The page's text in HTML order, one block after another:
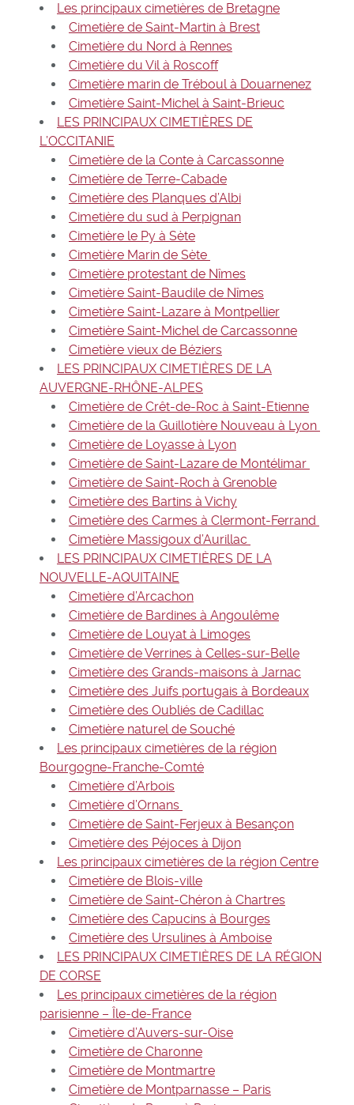
Les principaux cimetières de Bretagne
Cimetière de Saint-Martin à Brest
Cimetière du Nord à Rennes
Cimetière du Vil à Roscoff
Cimetière marin de Tréboul à Douarnenez
Cimetière Saint-Michel à Saint-Brieuc
LES PRINCIPAUX CIMETIÈRES DE
L’OCCITANIE
Cimetière de la Conte à Carcassonne
Cimetière de Terre-Cabade
Cimetière des Planques d’Albi
Cimetière du sud à Perpignan
Cimetière le Py à Sète
Cimetière Marin de Sète
Cimetière protestant de Nîmes
Cimetière Saint-Baudile de Nîmes
Cimetière Saint-Lazare à Montpellier
Cimetière Saint-Michel de Carcassonne
Cimetière vieux de Béziers
LES PRINCIPAUX CIMETIÈRES DE LA
AUVERGNE-RHÔNE-ALPES
Cimetière de Crêt-de-Roc à Saint-Etienne
Cimetière de la Guillotière Nouveau à Lyon
Cimetière de Loyasse à Lyon
Cimetière de Saint-Lazare de Montélimar
Cimetière de Saint-Roch à Grenoble
Cimetière des Bartins à Vichy
Cimetière des Carmes à Clermont-Ferrand
Cimetière Massigoux d’Aurillac
LES PRINCIPAUX CIMETIÈRES DE LA
NOUVELLE-AQUITAINE
Cimetière d’Arcachon
Cimetière de Bardines à Angoulême
Cimetière de Louyat à Limoges
Cimetière de Verrines à Celles-sur-Belle
Cimetière des Grands-maisons à Jarnac
Cimetière des Juifs portugais à Bordeaux
Cimetière des Oubliés de Cadillac
Cimetière naturel de Souché
Les principaux cimetières de la région
Bourgogne-Franche-Comté
Cimetière d’Arbois
Cimetière d’Ornans
Cimetière de Saint-Ferjeux à Besançon
Cimetière des Péjoces à Dijon
Les principaux cimetières de la région Centre
Cimetière de Blois-ville
Cimetière de Saint-Chéron à Chartres
Cimetière des Capucins à Bourges
Cimetière des Ursulines à Amboise
LES PRINCIPAUX CIMETIÈRES DE LA RÉGION
DE CORSE
Les principaux cimetières de la région
parisienne – Île-de-France
Cimetière d’Auvers-sur-Oise
Cimetière de Charonne
Cimetière de Montmartre
Cimetière de Montparnasse – Paris